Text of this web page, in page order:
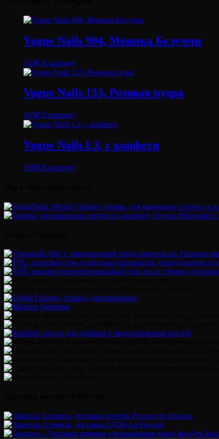
блестками
VuittonVogue Nails 904, Моника Белуччи
350₽ В корзину
Vogue Nails 153, Розовая пудра
350₽ В корзину
Vogue Nails L3, с конфети
169₽ В корзину